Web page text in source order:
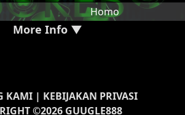
Homo
More Info ▼
KAMI| KEBIJAKAN PRIVASI
©2026 GUUGLE888